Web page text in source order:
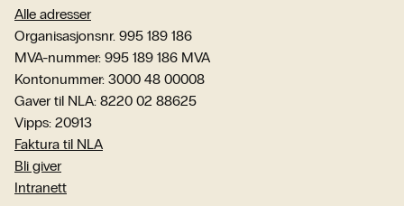
Alle adresser
Organisasjonsnr. 995 189 186
MVA-nummer: 995 189 186 MVA
Kontonummer: 3000 48 00008
Gaver til NLA: 8220 02 88625
Vipps: 20913
Faktura til NLA
Bli giver
Intranett